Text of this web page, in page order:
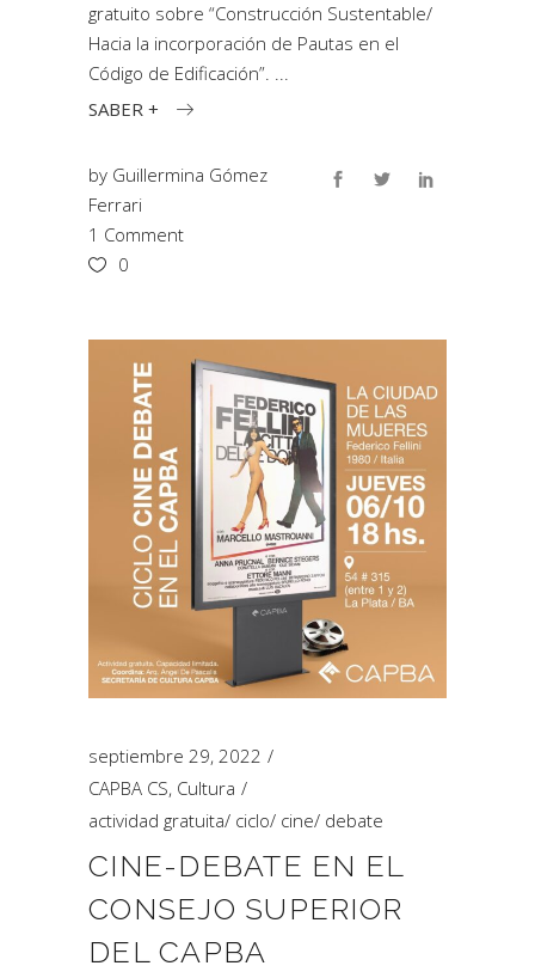
gratuito sobre “Construcción Sustentable/
Hacia la incorporación de Pautas en el
Código de Edificación”.
SABER +
by Guillermina Gómez
Ferrari
1 Comment
0
septiembre 29, 2022
CAPBA CS, Cultura
actividad gratuita/ ciclo/ cine/ debate
CINE-DEBATE EN EL
CONSEJO SUPERIOR
DEL CAPBA